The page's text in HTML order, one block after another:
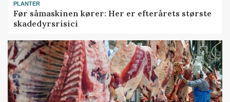
PLANTER
Før såmaskinen kører: Her er efterårets største
skadedyrsrisici